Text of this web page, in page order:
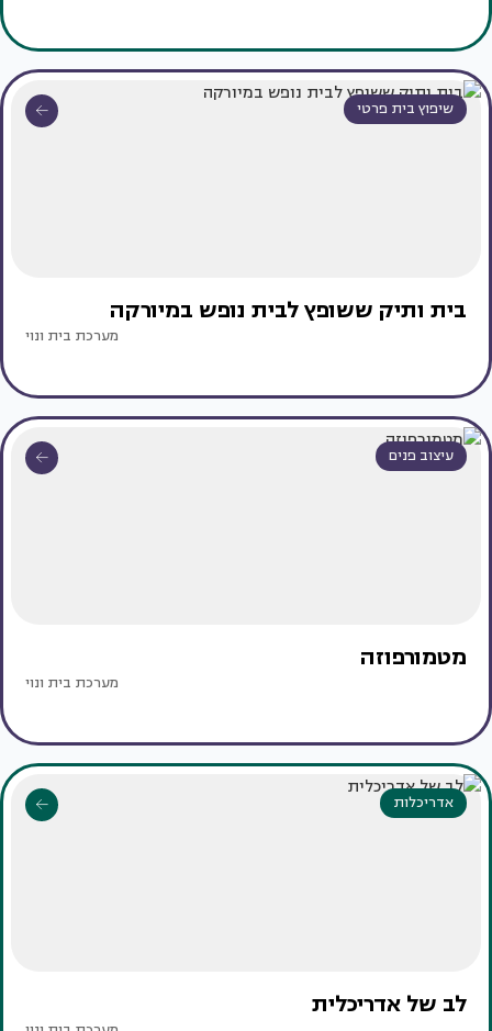
שיפוץ בית פרטי
בית ותיק ששופץ לבית נופש במיורקה
מערכת בית ונוי
עיצוב פנים
מטמורפוזה
מערכת בית ונוי
אדריכלות
לב של אדריכלית